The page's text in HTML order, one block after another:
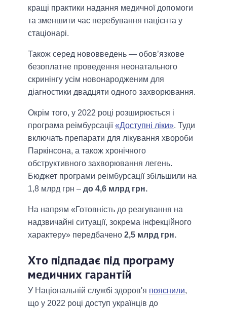
кращі практики надання медичної допомоги
та зменшити час перебування пацієнта у
стаціонарі.
Також серед нововведень — обов’язкове
безоплатне проведення неонатального
скринінгу усім новонародженим для
діагностики двадцяти одного захворювання.
Окрім того, у 2022 році розширюється і
програма реімбурсації«Доступні ліки». Туди
включать препарати для лікування хвороби
Паркінсона, а також хронічного
обструктивного захворювання легень.
Бюджет програми реімбурсації збільшили на
1,8 млрд грн – до 4,6 млрд грн.
На напрям «Готовність до реагування на
надзвичайні ситуації, зокрема інфекційного
характеру» передбачено 2,5 млрд грн.
Хто підпадає під програму
медичних гарантій
У Національній службі здоров'я пояснили,
що у 2022 році доступ українців до